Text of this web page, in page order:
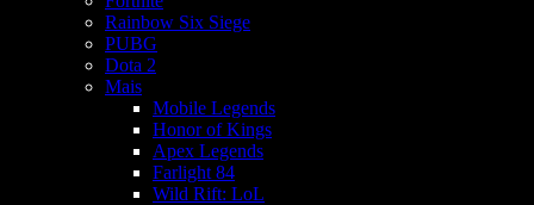
Rainbow Six Siege
PUBG
Dota 2
Mais
Mobile Legends
Honor of Kings
Apex Legends
Farlight 84
Wild Rift: LoL